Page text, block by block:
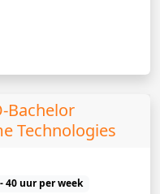
Bachelor
Technologies
40 uur per week